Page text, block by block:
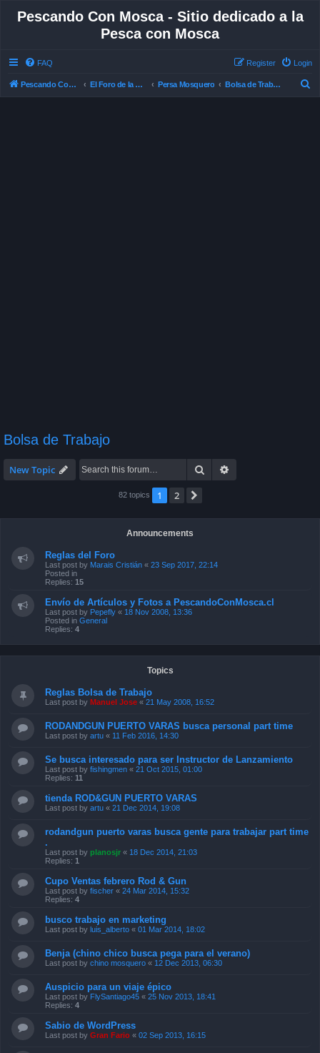
Pescando Con Mosca - Sitio dedicado a la
Pesca con Mosca
FAQ Login
Register
Pescando Con Mosca El Foro de la Pesca con Mosca en Chile Persa Mosquero Bolsa de Trabajo
Bolsa de Trabajo
New Topic Search
82 topics 1 2
Announcements
Reglas del Foro
Last post by Marais Cristián « 23 Sep 2017, 22:14
Posted in
Replies: 15
Envío de Artículos y Fotos a PescandoConMosca.cl
Last post by Pepefly « 18 Nov 2008, 13:36
Posted in General
Replies: 4
Topics
Reglas Bolsa de Trabajo
Last post by Manuel Jose « 21 May 2008, 16:52
RODANDGUN PUERTO VARAS busca personal part time
Last post by artu « 11 Feb 2016, 14:30
Se busca interesado para ser Instructor de Lanzamiento
Last post by fishingmen « 21 Oct 2015, 01:00
Replies: 11
tienda ROD&GUN PUERTO VARAS
Last post by artu « 21 Dec 2014, 19:08
rodandgun puerto varas busca gente para trabajar part time
.
Last post by planosjr « 18 Dec 2014, 21:03
Replies: 1
Cupo Ventas febrero Rod & Gun
Last post by fischer « 24 Mar 2014, 15:32
Replies: 4
busco trabajo en marketing
Last post by luis_alberto « 01 Mar 2014, 18:02
Benja (chino chico busca pega para el verano)
Last post by chino mosquero « 12 Dec 2013, 06:30
Auspicio para un viaje épico
Last post by FlySantiago45 « 25 Nov 2013, 18:41
Replies: 4
Sabio de WordPress
Last post by Gran Fario « 02 Sep 2013, 16:15